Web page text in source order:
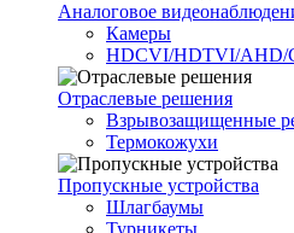
Аналоговое
Камеры
HDCVI/HDTVI/AHD/
Отраслевые решения
Взрывозащищенные
Термокожухи
Пропускные устройства
Шлагбаумы
Турникеты